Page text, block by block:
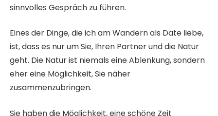
sinnvolles Gespräch zu führen.
Eines der Dinge, die ich am Wandern als Date liebe,
ist, dass es nur um Sie, Ihren Partner und die Natur
geht. Die Natur ist niemals eine Ablenkung, sondern
eher eine Möglichkeit, Sie näher
zusammenzubringen.
Sie haben die Möglichkeit, eine schöne Zeit